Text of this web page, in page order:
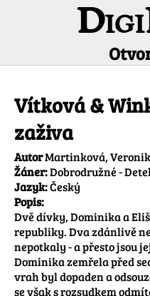
Vítková &
zaživa
AutorMartinková,
Žáner:Dobrodružné -
Jazyk:Český
Popis:
Dvě dívky, Dominika a
republiky. Dva zdánlivě
nepotkaly - a přesto jsou
Dominika zemřela před
vrah byl dopaden a
se však s rozsudkem